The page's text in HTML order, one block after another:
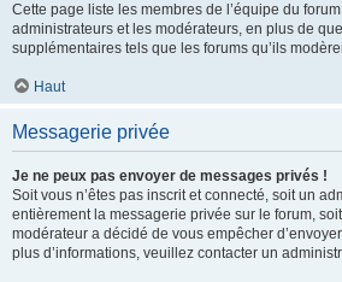
Cette page liste les membres de l’équipe du
administrateurs et les modérateurs, en plus de
supplémentaires tels que les forums qu’ils
Haut
Messagerie privée
Je ne peux pas envoyer de messages privés !
Soit vous n’êtes pas inscrit et connecté, soit un
entièrement la messagerie privée sur le forum,
modérateur a décidé de vous empêcher
plus d’informations, veuillez contacter un